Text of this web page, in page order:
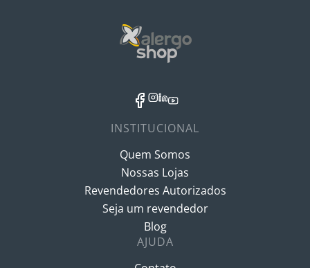
INSTITUCIONAL
Quem Somos
Nossas Lojas
Revendedores Autorizados
Seja um revendedor
Blog
AJUDA